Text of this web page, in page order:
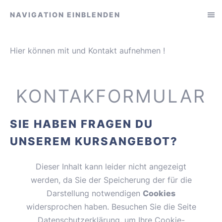
NAVIGATION EINBLENDEN
Hier können mit und Kontakt aufnehmen !
KONTAKFORMULAR
SIE HABEN FRAGEN DU
UNSEREM KURSANGEBOT?
Dieser Inhalt kann leider nicht angezeigt
werden, da Sie der Speicherung der für die
Darstellung notwendigen Cookies
widersprochen haben. Besuchen Sie die Seite
Datenschutzerklärung, um Ihre Cookie-